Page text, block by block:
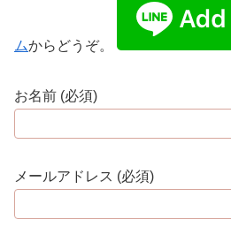
ムからどうぞ。
お名前 (必須)
メールアドレス (必須)